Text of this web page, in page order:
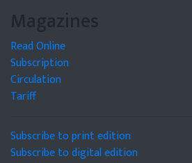
Magazines
Read Online
Subscription
Circulation
Tariff
Subscribe to print edition
Subscribe to digital edition